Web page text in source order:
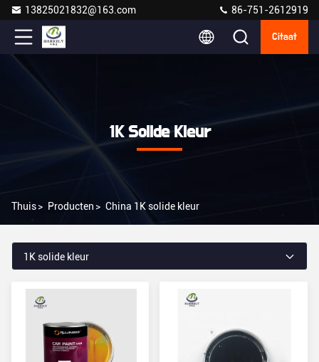
13825021832@163.com 86-751-2612919
Citaat
1K Solide Kleur
Thuis> Producten > China 1K solide kleur
1K solide kleur